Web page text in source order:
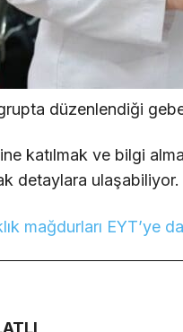
düzenlendiği
katılmak ve bilgi
detaylara ulaşabiliyor.
mağdurları EYT’ye